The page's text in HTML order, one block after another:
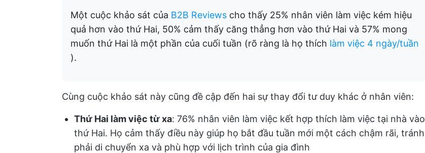
Một cuộc khảo sát của B2B Reviews cho thấy 25% nhân viên làm việc kém hiệu
quả hơn vào thứ Hai, 50% cảm thấy căng thẳng hơn vào thứ Hai và 57% mong
muốn thứ Hai là một phần của cuối tuần (rõ ràng là họ thích làm việc 4 ngày/tuần
).
Cùng cuộc khảo sát này cũng đề cập đến hai sự thay đổi tư duy khác ở nhân viên:
Thứ Hai làm việc từ xa: 76% nhân viên làm việc kết hợp thích làm việc tại nhà vào
thứ Hai. Họ cảm thấy điều này giúp họ bắt đầu tuần mới một cách chậm rãi, tránh
phải di chuyển xa và phù hợp với lịch trình của gia đình